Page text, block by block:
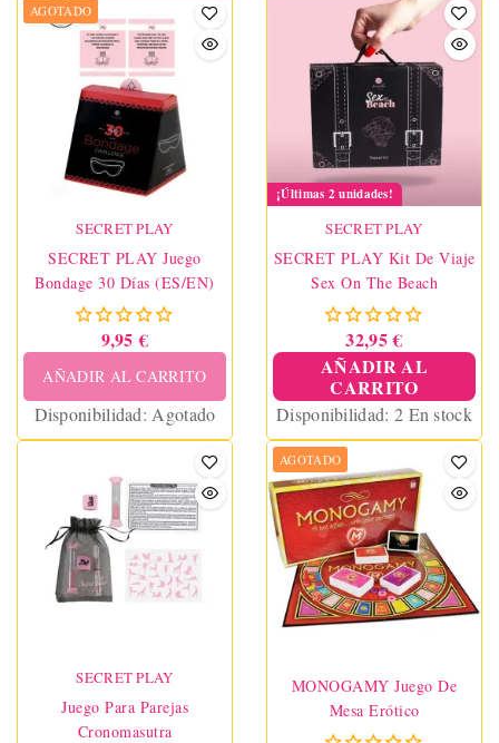
AGOTADO
SECRET PLAY
SECRET PLAY Juego
Bondage 30 Días (ES/EN)
9,95 €
AÑADIR AL CARRITO
Disponibilidad: Agotado
¡Últimas 2 unidades!
SECRET PLAY
SECRET PLAY Kit De Viaje
Sex On The Beach
32,95 €
AÑADIR AL
CARRITO
Disponibilidad: 2 En stock
SECRET PLAY
Juego Para Parejas
Cronomasutra
AGOTADO
MONOGAMY Juego De
Mesa Erótico